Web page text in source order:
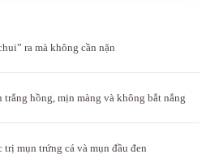
ra mà không cần nặn
trắng hồng, mịn màng và không bắt nắng
mụn trứng cá và mụn đầu đen